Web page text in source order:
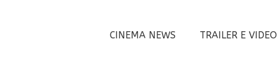
CINEMA NEWS TRAILER E VIDEO